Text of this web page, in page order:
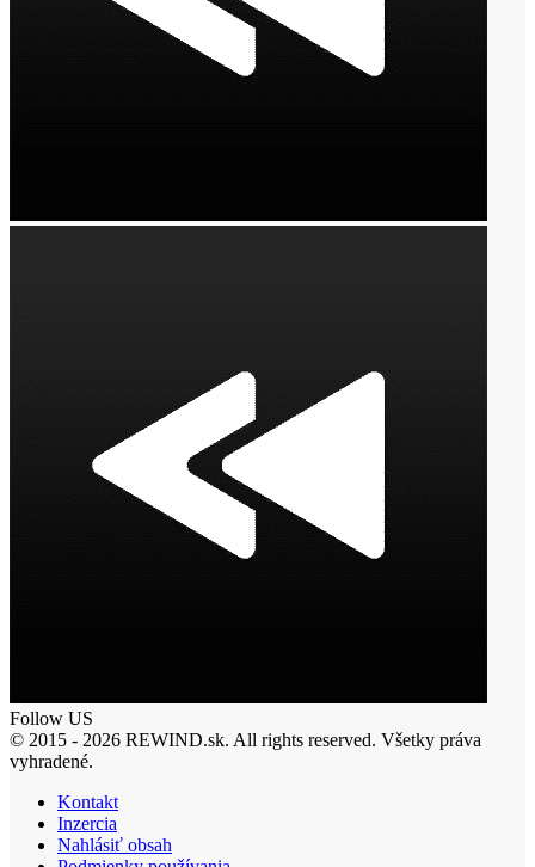
Follow US
© 2015 - 2026 REWIND.sk. All rights reserved. Všetky práva
vyhradené.
Kontakt
Inzercia
Nahlásiť obsah